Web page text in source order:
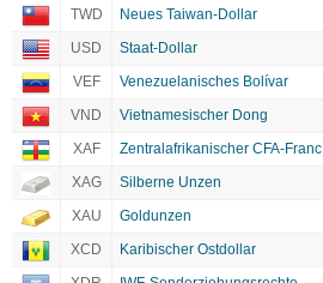
TWD
Neues Taiwan-Dollar
USD
Staat-Dollar
VEF
Venezuelanisches Bolívar
VND
Vietnamesischer Dong
XAF
Zentralafrikanischer CFA-Franc
XAG
Silberne Unzen
XAU
Goldunzen
XCD
Karibischer Ostdollar